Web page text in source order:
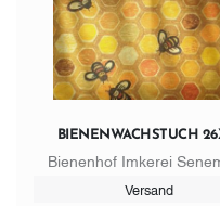
BIENENWACHSTUCH
Bienenhof Imkerei
Versand